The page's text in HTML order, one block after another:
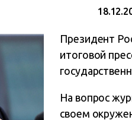
Президент
итоговой
На вопрос
своем